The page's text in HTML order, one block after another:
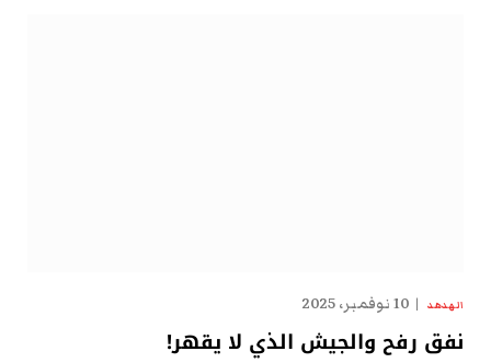
الهدهد 10 نوفمبر، 2025
نفق رفح والجيش الذي لا يقهر!